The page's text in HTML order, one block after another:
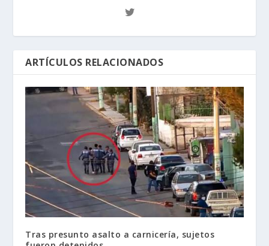
ARTÍCULOS RELACIONADOS
Tras presunto asalto a carnicería, sujetos